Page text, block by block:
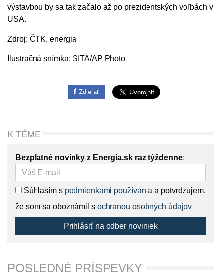
výstavbou by sa tak začalo až po prezidentských voľbách v
USA.
Zdroj: ČTK, energia
Ilustračná snímka: SITA/AP Photo
Zdieľať
K TÉME
Bezplatné novinky z Energia.sk raz týždenne:
Súhlasím s podmienkami používania a potvrdzujem,
že som sa oboznámil s ochranou osobných údajov
Prihlásiť na odber noviniek
POSLEDNÉ PRÍSPEVKY